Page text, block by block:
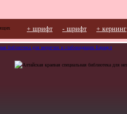
+ кернинг
- шрифт
+ шрифт